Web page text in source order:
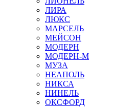
ЛИРА
ЛЮКС
МАРСЕЛЬ
МЕЙСОН
МОДЕРН
МОДЕРН-М
МУЗА
НЕАПОЛЬ
НИКСА
НИНЕЛЬ
ОКСФОРД